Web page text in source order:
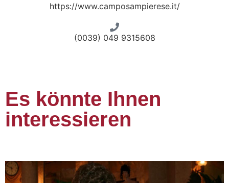
https://www.camposampierese.it/
(0039) 049 9315608
Es könnte Ihnen
interessieren